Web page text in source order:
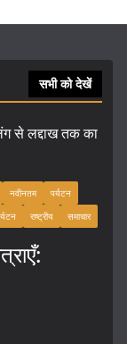
सभी को देखें
नवीनतम
पर्यटन
राष्ट्रीय समाचार